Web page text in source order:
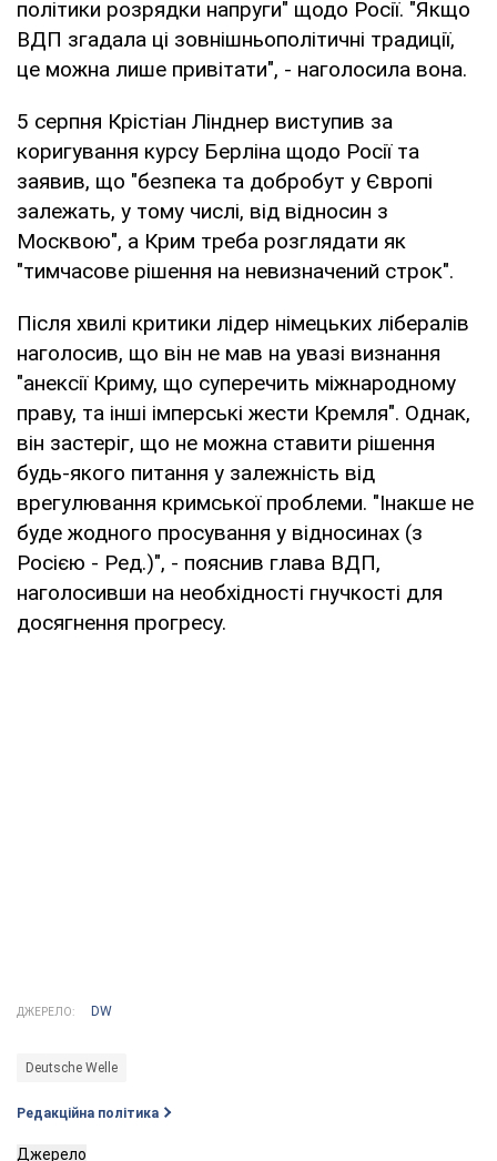
політики розрядки напруги" щодо Росії. "Якщо
ВДП згадала ці зовнішньополітичні традиції,
це можна лише привітати", - наголосила вона.
5 серпня Крістіан Лінднер виступив за
коригування курсу Берліна щодо Росії та
заявив, що "безпека та добробут у Європі
залежать, у тому числі, від відносин з
Москвою", а Крим треба розглядати як
"тимчасове рішення на невизначений строк".
Після хвилі критики лідер німецьких лібералів
наголосив, що він не мав на увазі визнання
"анексії Криму, що суперечить міжнародному
праву, та інші імперські жести Кремля". Однак,
він застеріг, що не можна ставити рішення
будь-якого питання у залежність від
врегулювання кримської проблеми. "Інакше не
буде жодного просування у відносинах (з
Росією - Ред.)", - пояснив глава ВДП,
наголосивши на необхідності гнучкості для
досягнення прогресу.
ДЖЕРЕЛО: DW
Deutsche Welle
Редакційна політика
Джерело